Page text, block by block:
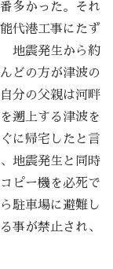
多かった。それ
代港工事にたず
地震発生から約
どの方が津波の
分の父親は河畔
遡上する津波を
に帰宅したと言
地震発生と同時
ピー機を必死で
駐車場に避難し
事が禁止され、